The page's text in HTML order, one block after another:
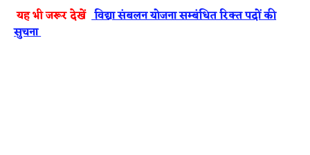
यह भी जरूर देखें विद्या संबलन योजना सम्बंधित रिक्त पदों की
सुचना